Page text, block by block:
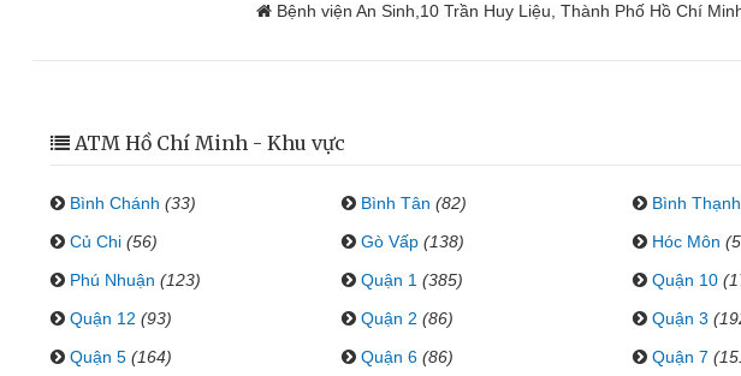
Bệnh viện An Sinh,10 Trần Huy Liệu, Thành Phố Hồ Chí
ATM Hồ Chí Minh - Khu vực
Bình Chánh (33) Bình Tân (82) Bình Thạnh
Củ Chi (56) Gò Vấp (138) Hóc Môn
Phú Nhuận (123) Quận 1 (385) Quận 10
Quận 12 (93) Quận 2 (86) Quận 3
Quận 5 (164) Quận 6 (86) Quận 7